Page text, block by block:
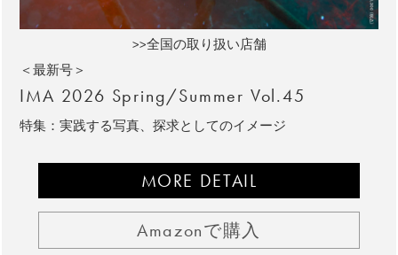
>>全国の取り扱い店舗
＜最新号＞
IMA 2026 Spring/Summer Vol.45
特集：実践する写真、探求としてのイメージ
MORE DETAIL
Amazonで購入